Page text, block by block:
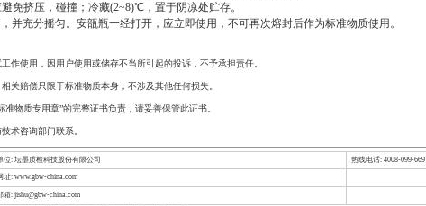
挤压，碰撞；冷藏(2~8)℃，置于阴凉处贮存。
充分摇匀。安瓿瓶一经打开，应立即使用，不可再次熔封后作为标准物质使用。
作使用，因用户使用或储存不当所引起的投诉，不予承担责任。
关赔偿只限于标准物质本身，不涉及其他任何损失。
物质专用章”的完整证书负责，请妥善保管此证书。
术咨询部门联系。
位: 坛墨质检科技股份有限公司 热线电话: 4008-099-669
址: www.gbw-china.com
箱: jishu@gbw-china.com